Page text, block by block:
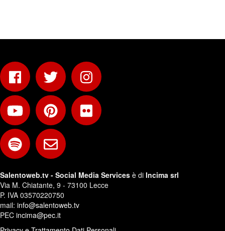
Salentoweb.tv - Social Media Services è di Incima srl
Via M. Chiatante, 9 - 73100 Lecce
P. IVA 03570220750
mail: info@salentoweb.tv
PEC incima@pec.it